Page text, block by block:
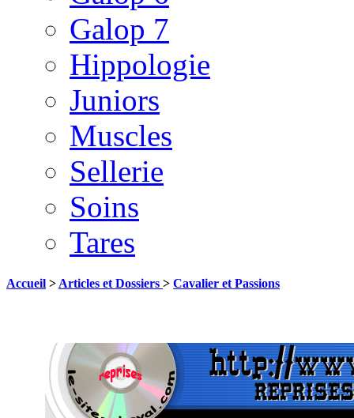
Galop 7
Hippologie
Juniors
Muscles
Sellerie
Soins
Tares
Accueil > Articles et Dossiers > Cavalier et Passions